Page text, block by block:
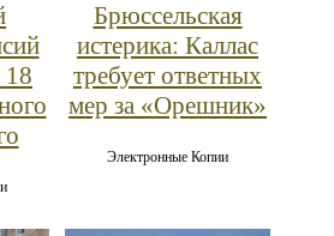
18
Брюссельская
истерика: Каллас
требует ответных
мер за «Орешник»
Электронные Копии